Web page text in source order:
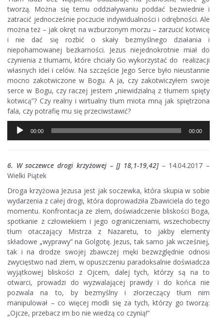
tworzą. Można się temu oddziaływaniu poddać bezwiednie i
zatracić jednocześnie poczucie indywidualności i odrębności. Ale
można też – jak okręt na wzburzonym morzu – zarzucić kotwicę
i nie dać się rozbić o skały bezmyślnego działania i
niepohamowanej bezkarności. Jezus niejednokrotnie miał do
czynienia z tłumami, które chciały Go wykorzystać do realizacji
własnych idei i celów. Na szczęście Jego Serce było nieustannie
mocno zakotwiczone w Bogu. A ja, czy zakotwiczyłem swoje
serce w Bogu, czy raczej jestem „niewidzialną z tłumem spięty
kotwicą”? Czy realny i wirtualny tłum miota mną jak spiętrzona
fala, czy potrafię mu się przeciwstawić?
Odtwarzacz
plików
00:00 00:00
6. W soczewce drogi krzyżowej – [J 18,1-19,42]– 14.04.2017 –
Wielki Piątek
Droga krzyżowa Jezusa jest jak soczewka, która skupia w sobie
wydarzenia z całej drogi, która doprowadziła Zbawiciela do tego
momentu. Konfrontacja ze złem, doświadczenie bliskości Boga,
spotkanie z człowiekiem i jego ograniczeniami, wszechobecny
tłum otaczający Mistrza z Nazaretu, to jakby elementy
składowe „wyprawy” na Golgotę. Jezus, tak samo jak wcześniej,
tak i na drodze swojej zbawczej męki bezwzględnie odnosi
zwycięstwo nad złem, w opuszczeniu paradoksalnie doświadcza
wyjątkowej bliskości z Ojcem, dalej tych, którzy są na to
otwarci, prowadzi do wyzwalającej prawdy i do końca nie
pozwala na to, by bezmyślny i złorzeczący tłum nim
manipulował – co więcej modli się za tych, którzy go tworzą:
„Ojcze, przebacz im bo nie wiedzą co czynią!”